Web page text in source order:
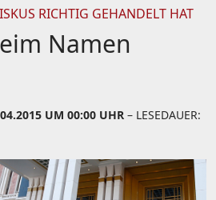
RICHTIG GEHANDELT HAT
Namen
UM 00:00 UHR – LESEDAUER: